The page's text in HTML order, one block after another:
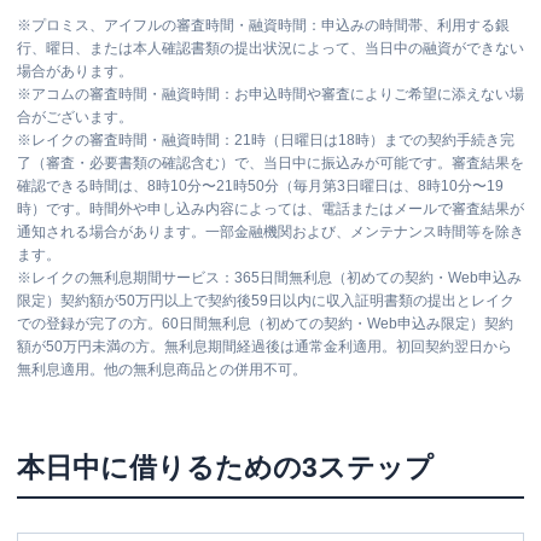
※プロミス、アイフルの審査時間・融資時間：申込みの時間帯、利用する銀
行、曜日、または本人確認書類の提出状況によって、当日中の融資ができない
場合があります。
※アコムの審査時間・融資時間：お申込時間や審査によりご希望に添えない場
合がございます。
※ レイクの審査時間・融資時間：21時（日曜日は18時）までの契約手続き完
了（審査・必要書類の確認含む）で、当日中に振込みが可能です。審査結果を
確認できる時間は、8時10分〜21時50分（毎月第3日曜日は、8時10分〜19
時）です。時間外や申し込み内容によっては、電話またはメールで審査結果が
通知される場合があります。一部金融機関および、メンテナンス時間等を除き
ます。
※ レイクの無利息期間サービス：365日間無利息（初めての契約・Web申込み
限定）契約額が50万円以上で契約後59日以内に収入証明書類の提出とレイク
での登録が完了の方。60日間無利息（初めての契約・Web申込み限定）契約
額が50万円未満の方。無利息期間経過後は通常金利適用。初回契約翌日から
無利息適用。他の無利息商品との併用不可。
本日中に借りるための3ステップ